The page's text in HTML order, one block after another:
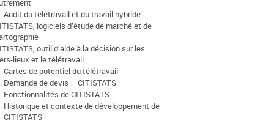
Audit du télétravail et du travail hybride
logiciels d’étude de marché et de
outil d’aide à la décision sur les
lieux et le télétravail
Cartes de potentiel du télétravail
Demande de devis – CITISTATS
Fonctionnalités de CITISTATS
Historique et contexte de développement de
CITISTATS